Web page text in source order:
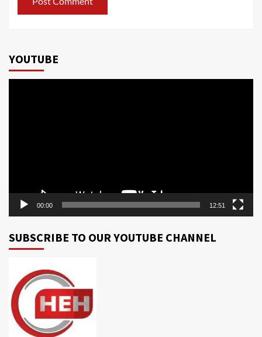
YOUTUBE
00:00 12:51
SUBSCRIBE TO OUR YOUTUBE CHANNEL